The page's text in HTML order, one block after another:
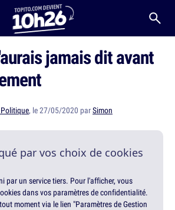
jamais dit avant
, le 27/05/2020 parSimon
par vos choix de cookies
par un service tiers. Pour l'afficher, vous
dans vos paramètres de confidentialité.
moment via le lien "Paramètres de Gestion